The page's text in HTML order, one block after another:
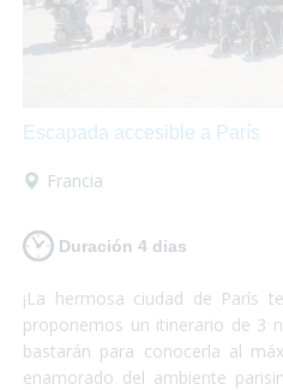
Escapada accesible a París
Francia
Duración 4 dias
¡La hermosa ciudad de París
proponemos un itinerario de 3
bastarán para conocerla al
enamorado del ambiente